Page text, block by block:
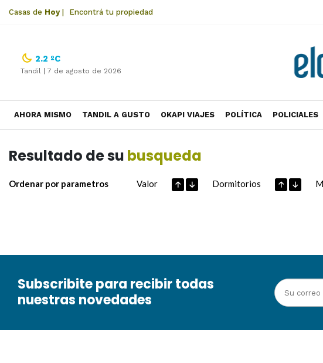
Casas de Hoy| Encontrá tu propiedad
2.2 ºC
Tandil | 7 de agosto de 2026
AHORA MISMO TANDIL A GUSTO OKAPI VIAJES POLÍTICA POLICIALES
Resultado de su busqueda
Ordenar por parametros Valor Dormitorios
Subscribite para recibir todas
nuestras novedades